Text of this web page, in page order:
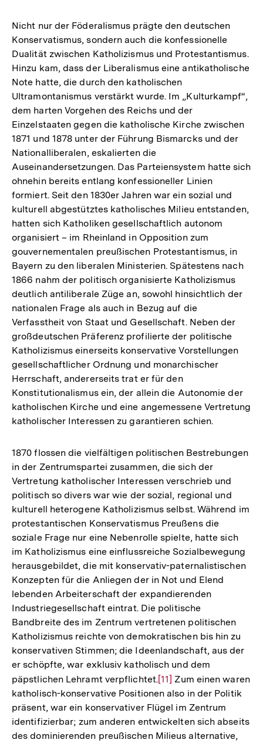
der
Fußnote
Nicht nur der Föderalismus prägte den deutschen
Konservatismus, sondern auch die konfessionelle
Dualität zwischen Katholizismus und Protestantismus.
Hinzu kam, dass der Liberalismus eine antikatholische
Note hatte, die durch den katholischen
Ultramontanismus verstärkt wurde. Im „Kulturkampf“,
dem harten Vorgehen des Reichs und der
Einzelstaaten gegen die katholische Kirche zwischen
1871 und 1878 unter der Führung Bismarcks und der
Nationalliberalen, eskalierten die
Auseinandersetzungen. Das Parteiensystem hatte sich
ohnehin bereits entlang konfessioneller Linien
formiert. Seit den 1830er Jahren war ein sozial und
kulturell abgestütztes katholisches Milieu entstanden,
hatten sich Katholiken gesellschaftlich autonom
organisiert – im Rheinland in Opposition zum
gouvernementalen preußischen Protestantismus, in
Bayern zu den liberalen Ministerien. Spätestens nach
1866 nahm der politisch organisierte Katholizismus
deutlich antiliberale Züge an, sowohl hinsichtlich der
nationalen Frage als auch in Bezug auf die
Verfasstheit von Staat und Gesellschaft. Neben der
großdeutschen Präferenz profilierte der politische
Katholizismus einerseits konservative Vorstellungen
gesellschaftlicher Ordnung und monarchischer
Herrschaft, andererseits trat er für den
Konstitutionalismus ein, der allein die Autonomie der
katholischen Kirche und eine angemessene Vertretung
katholischer Interessen zu garantieren schien.
1870 flossen die vielfältigen politischen Bestrebungen
in der Zentrumspartei zusammen, die sich der
Vertretung katholischer Interessen verschrieb und
politisch so divers war wie der sozial, regional und
kulturell heterogene Katholizismus selbst. Während im
protestantischen Konservatismus Preußens die
soziale Frage nur eine Nebenrolle spielte, hatte sich
im Katholizismus eine einflussreiche Sozialbewegung
herausgebildet, die mit konservativ-paternalistischen
Konzepten für die Anliegen der in Not und Elend
lebenden Arbeiterschaft der expandierenden
Industriegesellschaft eintrat. Die politische
Bandbreite des im Zentrum vertretenen politischen
Katholizismus reichte von demokratischen bis hin zu
konservativen Stimmen; die Ideenlandschaft, aus der
er schöpfte, war exklusiv katholisch und dem
päpstlichen Lehramt verpflichtet.Zur
Auflösung
der
Fußnote
[11] Zum einen waren
katholisch-konservative Positionen also in der Politik
präsent, war ein konservativer Flügel im Zentrum
identifizierbar; zum anderen entwickelten sich abseits
des dominierenden preußischen Milieus alternative,